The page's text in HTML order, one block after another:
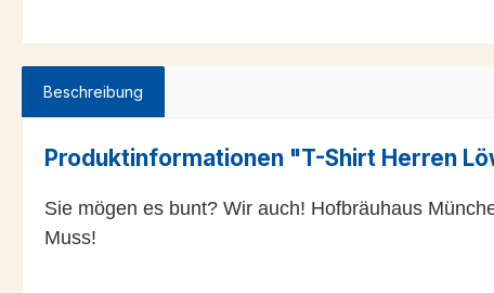
Beschreibung
Produktinformationen "T-Shirt Herren
Sie mögen es bunt? Wir auch! Hofbräuhaus
Muss!